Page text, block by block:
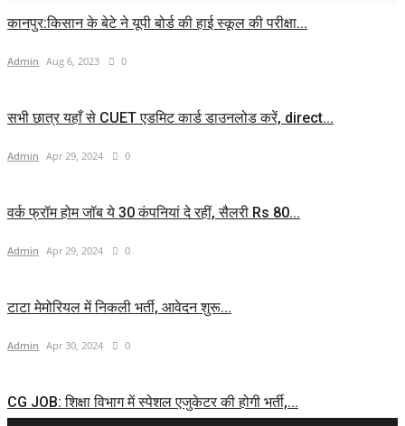
कानपुर:किसान के बेटे ने यूपी बोर्ड की हाई स्कूल की परीक्षा...
Admin Aug 6, 2023 0
सभी छात्र यहाँ से CUET एडमिट कार्ड डाउनलोड करें, direct...
Admin Apr 29, 2024 0
वर्क फ्रॉम होम जॉब ये 30 कंपनियां दे रहीं, सैलरी Rs 80...
Admin Apr 29, 2024 0
टाटा मेमोरियल में निकली भर्ती, आवेदन शुरू...
Admin Apr 30, 2024 0
CG JOB: शिक्षा विभाग में स्पेशल एजुकेटर की होगी भर्ती,...